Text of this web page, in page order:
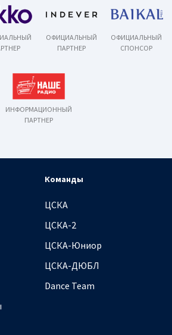
ОФИЦИАЛЬНЫЙ
ПАРТНЕР
ОФИЦИАЛЬНЫЙ
СПОНСОР
ИНФОРМАЦИОННЫЙ
ПАРТНЕР
Команды
ЦСКА
ЦСКА-2
ЦСКА-Юниор
ЦСКА-ДЮБЛ
Dance Team